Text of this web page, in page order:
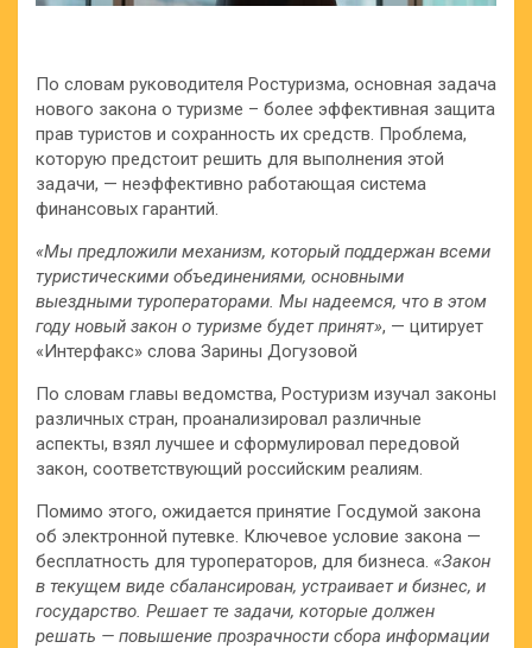
По словам руководителя Ростуризма, основная задача
нового закона о туризме – более эффективная защита
прав туристов и сохранность их средств. Проблема,
которую предстоит решить для выполнения этой
задачи, — неэффективно работающая система
финансовых гарантий.
«Мы предложили механизм, который поддержан всеми
туристическими объединениями, основными
выездными туроператорами. Мы надеемся, что в этом
году новый закон о туризме будет принят», — цитирует
«Интерфакс» слова Зарины Догузовой
По словам главы ведомства, Ростуризм изучал законы
различных стран, проанализировал различные
аспекты, взял лучшее и сформулировал передовой
закон, соответствующий российским реалиям.
Помимо этого, ожидается принятие Госдумой закона
об электронной путевке. Ключевое условие закона —
бесплатность для туроператоров, для бизнеса. «Закон
в текущем виде сбалансирован, устраивает и бизнес, и
государство. Решает те задачи, которые должен
решать — повышение прозрачности сбора информации